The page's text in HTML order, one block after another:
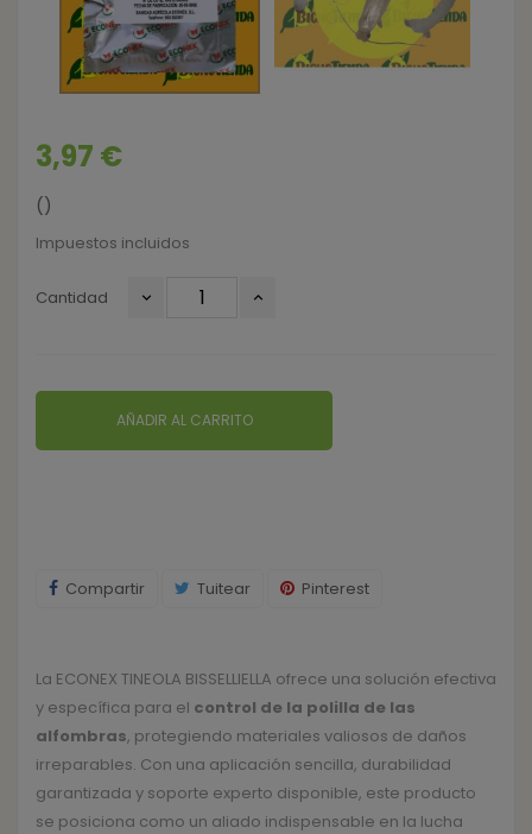
3,97 €
()
Impuestos incluidos
Cantidad
AÑADIR AL CARRITO
Compartir Tuitear Pinterest
La ECONEX TINEOLA BISSELLIELLA ofrece una solución efectiva
y específica para el control de la polilla de las
alfombras, protegiendo materiales valiosos de daños
irreparables. Con una aplicación sencilla, durabilidad
garantizada y soporte experto disponible, este producto
se posiciona como un aliado indispensable en la lucha